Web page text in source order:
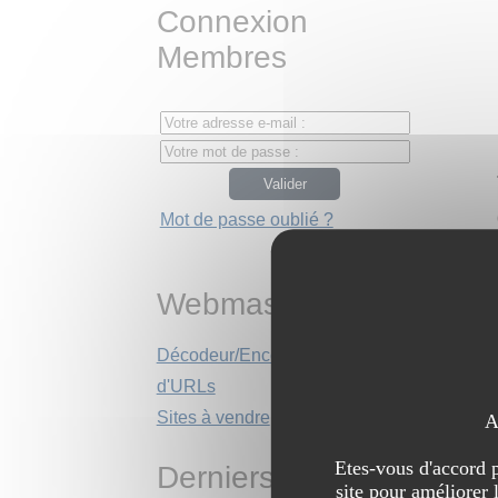
Connexion
Membres
Mot de passe oublié ?
Webmasters
Décodeur/Encodeur
d'URLs
Sites à vendre
Derniers sitesEtes-vous d'accord
site pour améliorer